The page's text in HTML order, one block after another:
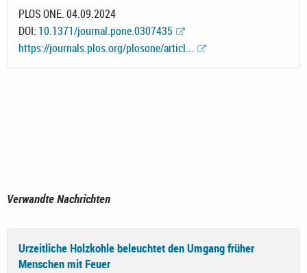
PLOS ONE. 04.09.2024
DOI: 10.1371/journal.pone.0307435
https://journals.plos.org/plosone/articl...
Verwandte Nachrichten
Urzeitliche Holzkohle beleuchtet den Umgang früher
Menschen mit Feuer